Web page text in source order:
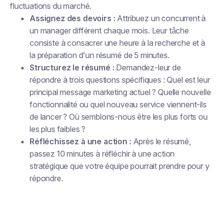
fluctuations du marché.
Assignez des devoirs : Attribuez un concurrent à
un manager différent chaque mois. Leur tâche
consiste à consacrer une heure à la recherche et à
la préparation d'un résumé de 5 minutes.
Structurez le résumé : Demandez-leur de
répondre à trois questions spécifiques : Quel est leur
principal message marketing actuel ? Quelle nouvelle
fonctionnalité ou quel nouveau service viennent-ils
de lancer ? Où semblons-nous être les plus forts ou
les plus faibles ?
Réfléchissez à une action : Après le résumé,
passez 10 minutes à réfléchir à une action
stratégique que votre équipe pourrait prendre pour y
répondre.